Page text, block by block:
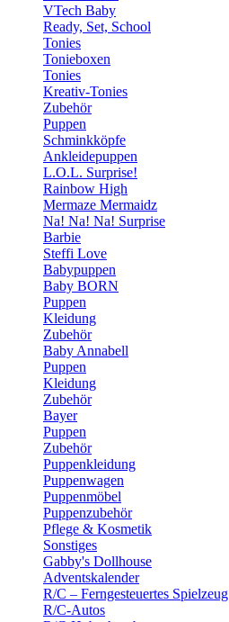
VTech Baby
Ready, Set, School
Tonies
Tonieboxen
Tonies
Kreativ-Tonies
Zubehör
Puppen
Schminkköpfe
Ankleidepuppen
L.O.L. Surprise!
Rainbow High
Mermaze Mermaidz
Na! Na! Na! Surprise
Barbie
Steffi Love
Babypuppen
Baby BORN
Puppen
Kleidung
Zubehör
Baby Annabell
Puppen
Kleidung
Zubehör
Bayer
Puppen
Zubehör
Puppenkleidung
Puppenwagen
Puppenmöbel
Puppenzubehör
Pflege & Kosmetik
Sonstiges
Gabby's Dollhouse
Adventskalender
R/C – Ferngesteuertes Spielzeug
R/C-Autos